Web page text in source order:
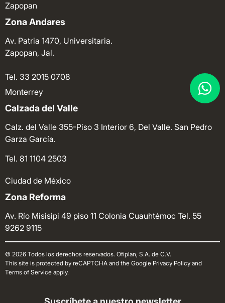
Zapopan
Zona Andares
Av. Patria 1470, Universitaria.
Zapopan, Jal.
Tel. 33 2015 0708
Monterrey
Calzada del Valle
Calz. del Valle 355-Piso 3 Interior 6, Del Valle. San Pedro
Garza García.
Tel. 81 1104 2503
Ciudad de México
Zona Reforma
Av. Río Misisipi 49 piso 11 Colonia Cuauhtémoc Tel. 55
9262 9115
© 2026 Todos los derechos reservados. Ofiplan, S.A. de C.V.
This site is protected by reCAPTCHA and the Google Privacy Policy and
Terms of Service apply.